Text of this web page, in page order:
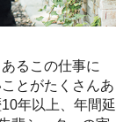
るこの仕事に
とがたくさんあ
年以上、年間延